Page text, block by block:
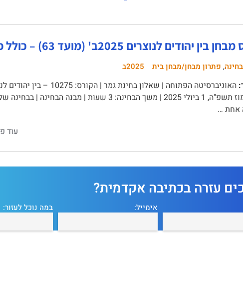
בין יהודים לנוצרים 2025ב' (מועד 63) – כולל פתרון!
, פתרון מבחן/מבחן בית 2025ב
ה' בתמוז תשפ"ה, 1 ביולי 2025 | משך הבחינה: 3 שעות |
אחת …
עוד
עזרה בכתיבה אקדמית?
אימייל: במה נוכל לעזור: